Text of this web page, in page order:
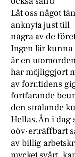
Låt oss något
anknyta just till
några av de
Ingen lär kunna
är en
har möjliggjort
av forntidens
fortfarande
den strålande
Hellas. Ån i dag
oöv·erträffbart
av billig